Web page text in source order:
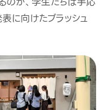
に向けたブラッシュ